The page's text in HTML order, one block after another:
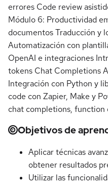
errores Code review
Módulo 6: Productividad
documentos Traducción y
Automatización con
OpenAI e integraciones
tokens Chat Completions
Integración con Python y
code con Zapier, Make y
chat completions, function
Objetivos de
Aplicar técnicas
obtener resultados
Utilizar las